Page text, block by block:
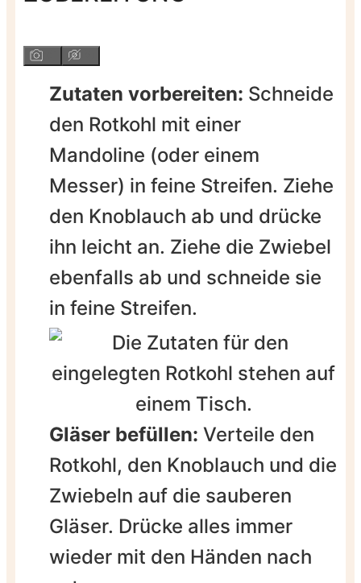
Zutaten vorbereiten: Schneide
den Rotkohl mit einer
Mandoline (oder einem
Messer) in feine Streifen. Ziehe
den Knoblauch ab und drücke
ihn leicht an. Ziehe die Zwiebel
ebenfalls ab und schneide sie
in feine Streifen.
Gläser befüllen: Verteile den
Rotkohl, den Knoblauch und die
Zwiebeln auf die sauberen
Gläser. Drücke alles immer
wieder mit den Händen nach